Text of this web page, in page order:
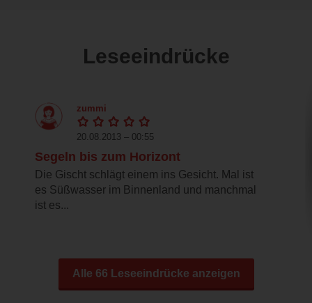
Leseeindrücke
zummi
20.08.2013 – 00:55
Segeln bis zum Horizont
Die Gischt schlägt einem ins Gesicht. Mal ist
es Süßwasser im Binnenland und manchmal
ist es...
Alle 66 Leseeindrücke anzeigen